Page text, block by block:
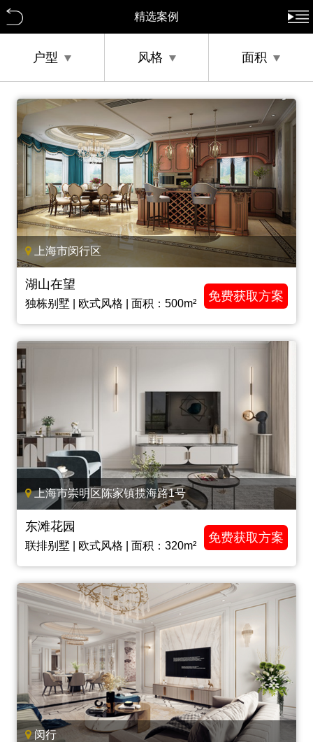
精选案例
户型 风格 面积
上海市闵行区
湖山在望
独栋别墅 | 欧式风格 | 面积：500m²
免费获取方案
上海市崇明区陈家镇揽海路1号
东滩花园
联排别墅 | 欧式风格 | 面积：320m²
免费获取方案
闵行